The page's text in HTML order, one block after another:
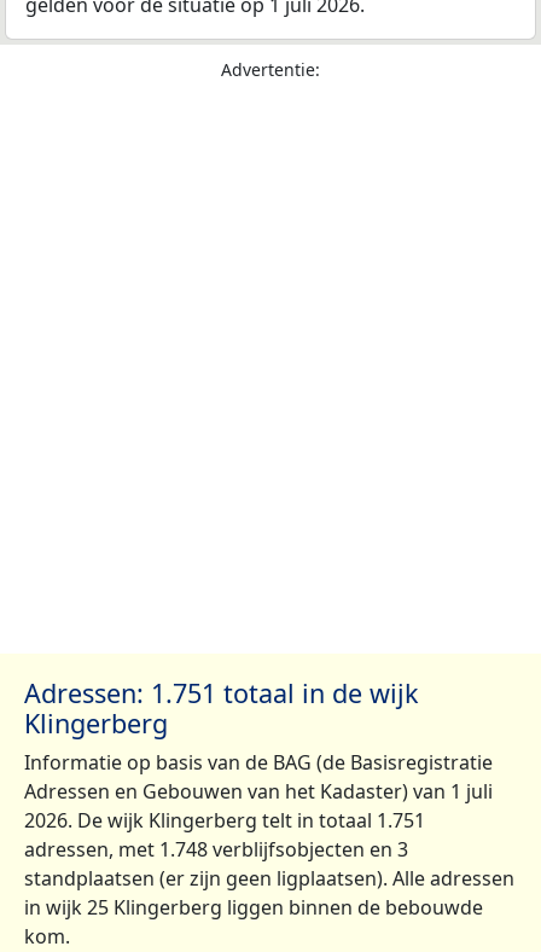
gelden voor de situatie op 1 juli 2026.
Advertentie:
Adressen: 1.751 totaal in de wijk
Klingerberg
Informatie op basis van de BAG (de Basisregistratie
Adressen en Gebouwen van het Kadaster) van 1 juli
2026. De wijk Klingerberg telt in totaal 1.751
adressen, met 1.748 verblijfsobjecten en 3
standplaatsen (er zijn geen ligplaatsen). Alle adressen
in wijk 25 Klingerberg liggen binnen de bebouwde
kom.